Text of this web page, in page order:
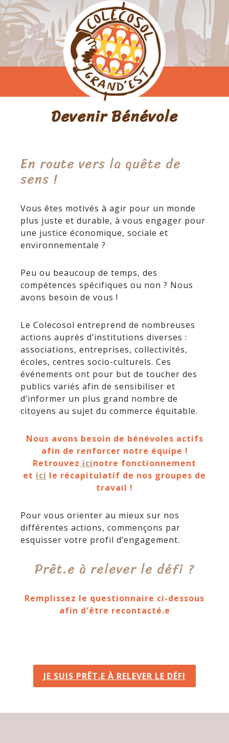
Devenir Bénévole
En route vers la quête de
sens !
Vous êtes motivés à agir pour un monde
plus juste et durable, à vous engager pour
une justice économique, sociale et
environnementale ?
Peu ou beaucoup de temps, des
compétences spécifiques ou non ? Nous
avons besoin de vous !
Le Colecosol entreprend de nombreuses
actions auprès d’institutions diverses :
associations, entreprises, collectivités,
écoles, centres socio-culturels. Ces
événements ont pour but de toucher des
publics variés afin de sensibiliser et
d’informer un plus grand nombre de
citoyens au sujet du commerce équitable.
Nous avons besoin de bénévoles actifs
afin de renforcer notre équipe !
Retrouvez icinotre fonctionnement
et ici le récapitulatif de nos groupes de
travail !
Pour vous orienter au mieux sur nos
différentes actions, commençons par
esquisser votre profil d’engagement.
Prêt.e à relever le défi ?
Remplissez le questionnaire ci-dessous
afin d'être recontacté.e
JE SUIS PRÊT.E À RELEVER LE DÉFI